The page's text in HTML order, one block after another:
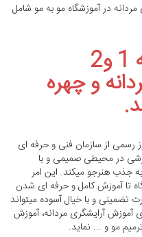
در آموزشگاه مو به مو شامل
پیرایش مردانه درجه 1 و2
و چهره
رسمی از سازمان فنی و حرفه ای
در محیطی صمیمی و با
جذب هنرجو میکند. این امر
تا آموزش کامل و حرفه ای شدن
تضمینی و با خیال آسوده میتواند
آموزش آرایشگری مردانه، آموزش
مو و ... نماید.